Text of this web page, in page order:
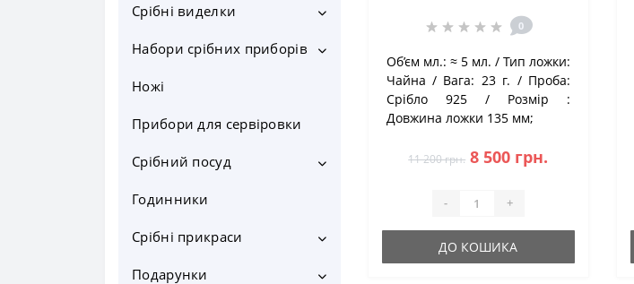
Срібні ложки на хрестини
Срібні ложка на зубик
Срібні ложки "Годинник"
Срібні ложки "Янголя"
Срібні виделки
Столові виделки
Десертні виделки
Виделки для дітей
Набори срібних приборів
Срібні дитячі набори
Набір столових приборів
Набір десертних приборів
Набір чайний
Набір кавовий
Ножі
Прибори для сервіровки
Срібний посуд
Срібні чашки
Срібні келихи
Срібні чарки
Годинники
Срібні прикраси
Срібні брошки
Подарунки
0
Об’єм мл.: ≈ 5 мл.
Тип ложки:
Чайна
Вага: 23 г.
Проба:
Срібло 925
Розмір :
Довжина ложки 135 мм;
11 200 грн. 8 500 грн.
- +
ДО КОШИКА